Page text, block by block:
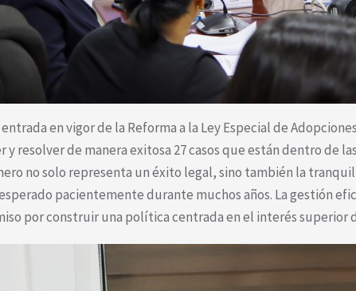
en vigor de la Reforma a la Ley Especial de
y resolver de manera exitosa 27 casos que están dentro de
no solo representa un éxito legal, sino también la
pacientemente durante muchos años. La gestión
por construir una política centrada en el interés superior